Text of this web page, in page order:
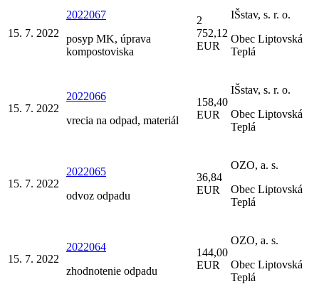
15. 7. 2022
2022067
posyp MK, úprava
kompostoviska
2
752,12
EUR
IŠstav, s. r. o.
Obec Liptovská
Teplá
15. 7. 2022
2022066
vrecia na odpad, materiál
158,40
EUR
IŠstav, s. r. o.
Obec Liptovská
Teplá
15. 7. 2022
2022065
odvoz odpadu
36,84
EUR
OZO, a. s.
Obec Liptovská
Teplá
15. 7. 2022
2022064
zhodnotenie odpadu
144,00
EUR
OZO, a. s.
Obec Liptovská
Teplá